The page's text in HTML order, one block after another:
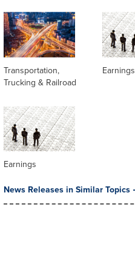
Transportation,
Trucking & Railroad
Earnings
Earnings
News Releases in Similar Topics